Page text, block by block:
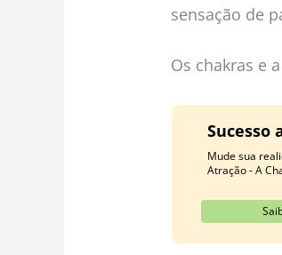
sensação de
Os chakras e
Sucesso
Mude sua
Atração - A